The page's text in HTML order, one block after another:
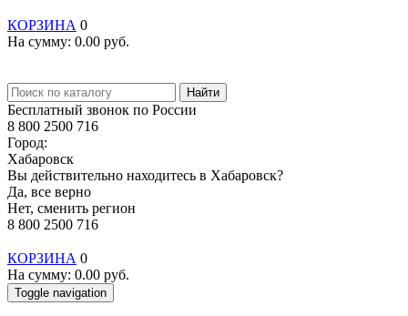
КОРЗИНА 0
На сумму: 0.00 руб.
Найти
Бесплатный звонок по России
8 800 2500 716
Город:
Хабаровск
Вы действительно находитесь в Хабаровск?
Да, все верно
Нет, сменить регион
8 800 2500 716
КОРЗИНА 0
На сумму: 0.00 руб.
Toggle navigation